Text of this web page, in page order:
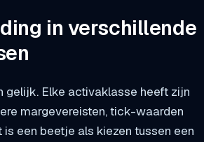
in verschillende
gelijk. Elke activaklasse heeft zijn
margevereisten, tick-waarden
is een beetje als kiezen tussen een